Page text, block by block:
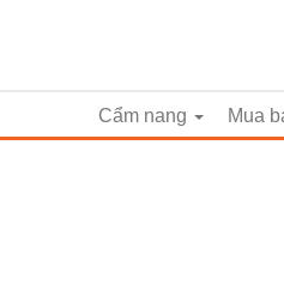
Mua
Cẩm nang